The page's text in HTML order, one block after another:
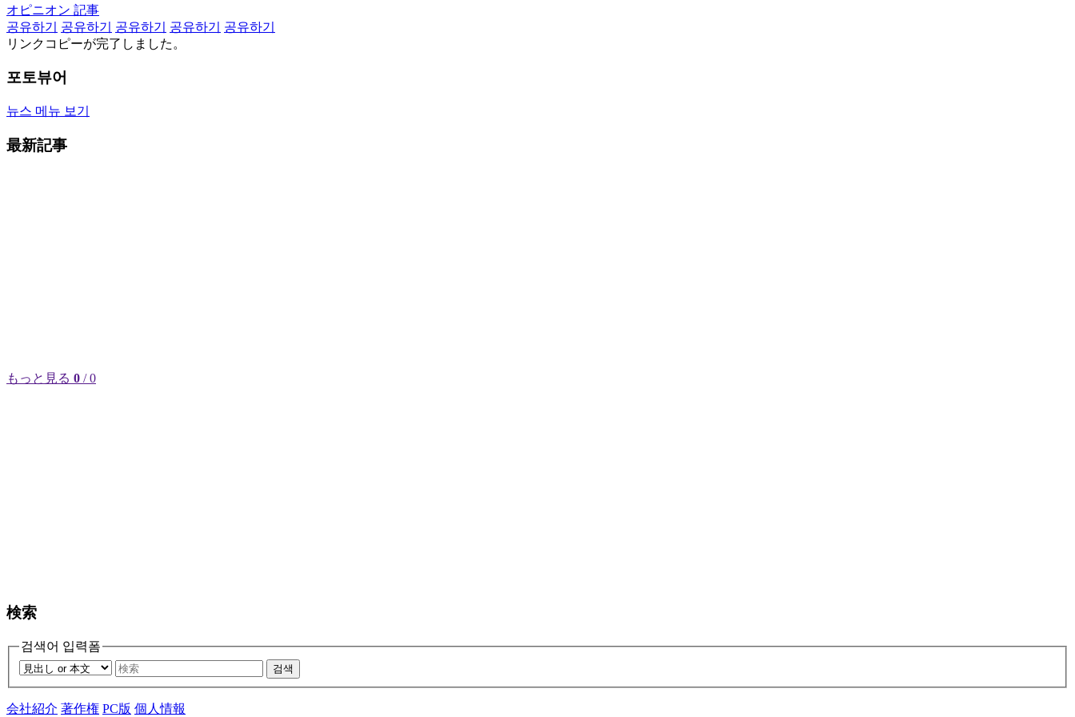
オピニオン 記事
공유하기
공유하기 공유하기 공유하기
공유하기
リンクコピーが完了しました。
포토뷰어
뉴스 메뉴 보기
最新記事
もっと見る 0 / 0
検索
검색어 입력폼
검색
会社紹介 著作権 PC版 個人情報